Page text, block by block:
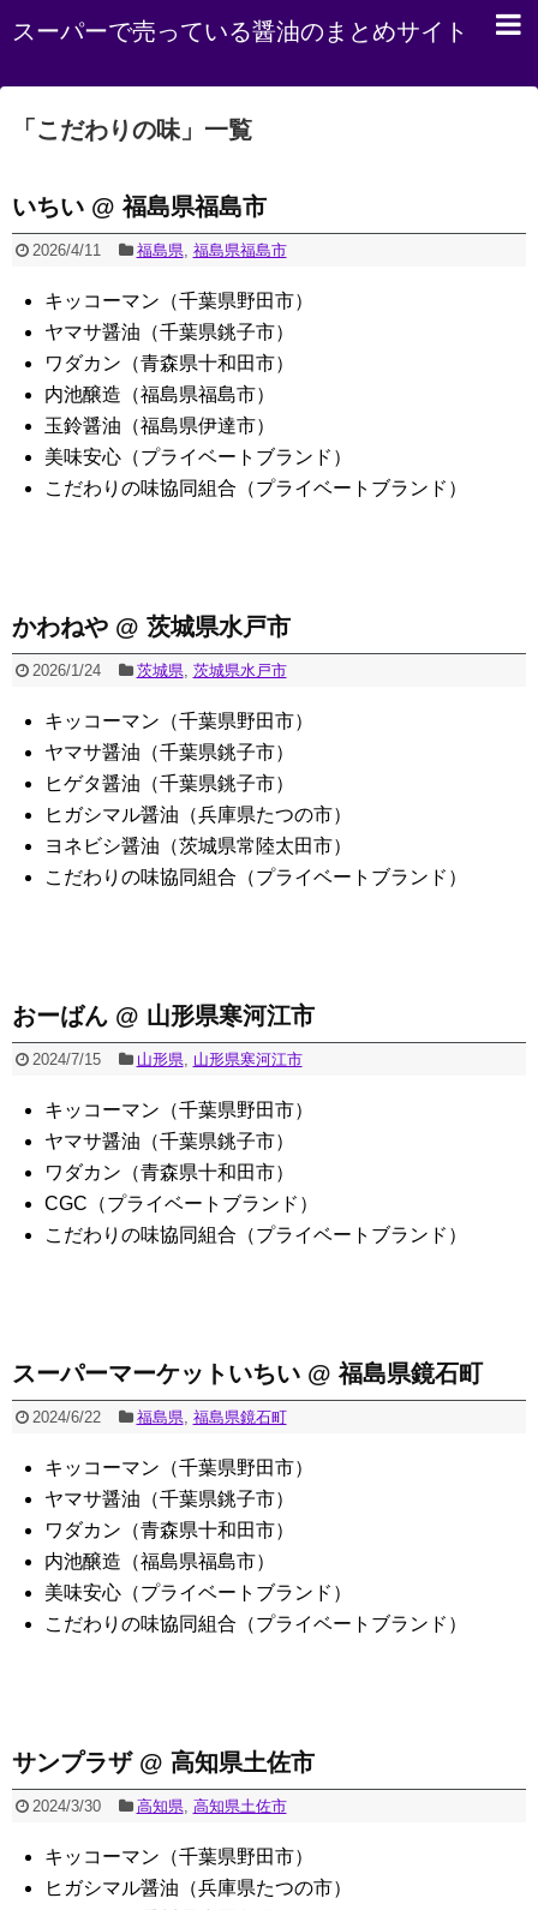
スーパーで売っている醤油のまとめサイト
「 こだわりの味 」 一覧
いちい @ 福島県福島市
2026/4/11 福島県, 福島県福島市
キッコーマン（千葉県野田市）
ヤマサ醤油（千葉県銚子市）
ワダカン（青森県十和田市）
内池醸造（福島県福島市）
玉鈴醤油（福島県伊達市）
美味安心（プライベートブランド）
こだわりの味協同組合（プライベートブランド）
かわねや @ 茨城県水戸市
2026/1/24 茨城県, 茨城県水戸市
キッコーマン（千葉県野田市）
ヤマサ醤油（千葉県銚子市）
ヒゲタ醤油（千葉県銚子市）
ヒガシマル醤油（兵庫県たつの市）
ヨネビシ醤油（茨城県常陸太田市）
こだわりの味協同組合（プライベートブランド）
おーばん @ 山形県寒河江市
2024/7/15 山形県, 山形県寒河江市
キッコーマン（千葉県野田市）
ヤマサ醤油（千葉県銚子市）
ワダカン（青森県十和田市）
CGC（プライベートブランド）
こだわりの味協同組合（プライベートブランド）
スーパーマーケットいちい @ 福島県鏡石町
2024/6/22 福島県, 福島県鏡石町
キッコーマン（千葉県野田市）
ヤマサ醤油（千葉県銚子市）
ワダカン（青森県十和田市）
内池醸造（福島県福島市）
美味安心（プライベートブランド）
こだわりの味協同組合（プライベートブランド）
サンプラザ @ 高知県土佐市
2024/3/30 高知県, 高知県土佐市
キッコーマン（千葉県野田市）
ヒガシマル醤油（兵庫県たつの市）